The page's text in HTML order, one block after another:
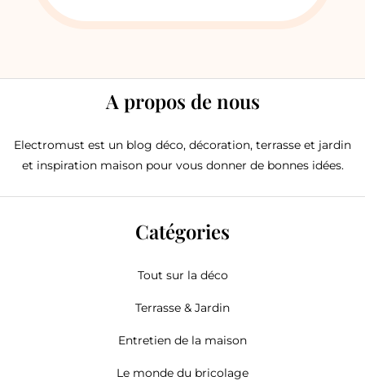
A propos de nous
Electromust est un blog déco, décoration, terrasse et jardin
et inspiration maison pour vous donner de bonnes idées.
Catégories
Tout sur la déco
Terrasse & Jardin
Entretien de la maison
Le monde du bricolage